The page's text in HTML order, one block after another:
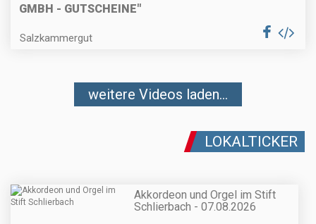
GMBH - GUTSCHEINE"
Salzkammergut
weitere Videos laden...
LOKALTICKER
Akkordeon und Orgel im Stift
Schlierbach - 07.08.2026